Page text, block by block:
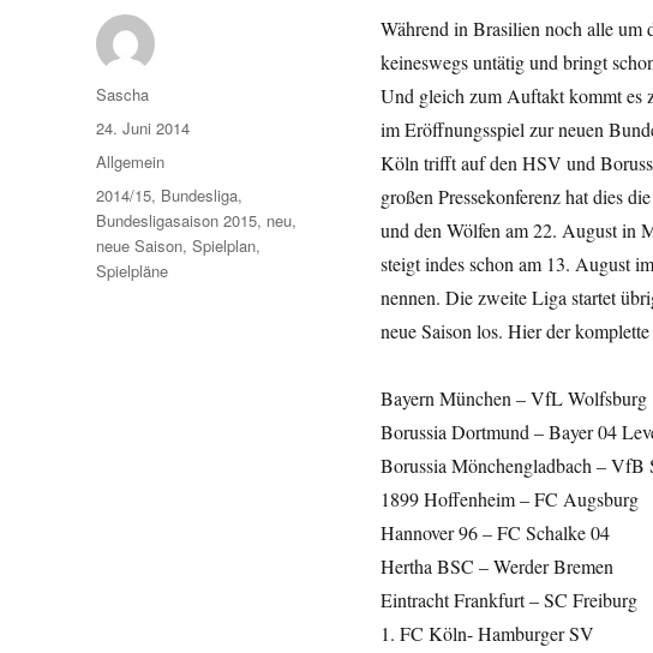
Während in Brasilien noch alle
keineswegs untätig und bringt
Und gleich zum Auftakt kommt es
im Eröffnungsspiel zur neuen
Köln trifft auf den HSV und
großen Pressekonferenz hat dies
und den Wölfen am 22. August in
steigt indes schon am 13. August
nennen. Die zweite Liga startet
neue Saison los. Hier der
Bayern München – VfL Wolfsburg
Borussia Dortmund – Bayer 04
Borussia Mönchengladbach – VfB
1899 Hoffenheim – FC Augsburg
Hannover 96 – FC Schalke 04
Hertha BSC – Werder Bremen
Eintracht Frankfurt – SC Freiburg
1. FC Köln- Hamburger SV
Autor
Sascha
Veröffentlicht
am
24. Juni 2014
Kategorien
Allgemein
Schlagwörter
2014/15, Bundesliga,
Bundesligasaison 2015, neu,
neue Saison,Spielplan,
Spielpläne